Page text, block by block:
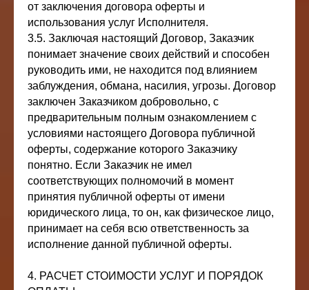
от заключения договора оферты и
использования услуг Исполнителя.
3.5. Заключая настоящий Договор, Заказчик
понимает значение своих действий и способен
руководить ими, не находится под влиянием
заблуждения, обмана, насилия, угрозы. Договор
заключен Заказчиком добровольно, с
предварительным полным ознакомлением с
условиями настоящего Договора публичной
оферты, содержание которого Заказчику
понятно. Если Заказчик не имел
соответствующих полномочий в момент
принятия публичной оферты от имени
юридического лица, то он, как физическое лицо,
принимает на себя всю ответственность за
исполнение данной публичной оферты.
4. РАСЧЕТ СТОИМОСТИ УСЛУГ И ПОРЯДОК